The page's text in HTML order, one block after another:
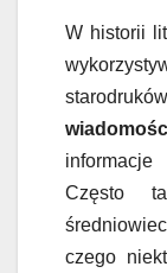
W historii
Często
czego